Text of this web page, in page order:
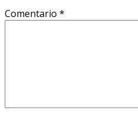
Comentario *